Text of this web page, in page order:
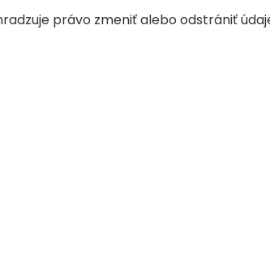
právo zmeniť alebo odstrániť